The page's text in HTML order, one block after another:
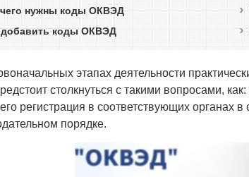
нужны коды ОКВЭД
добавить коды ОКВЭД
этапах деятельности
столкнуться с такими вопросами,
регистрация в соответствующих органах
порядке.